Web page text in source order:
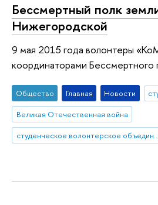
Бессмертный полк
Нижегородской
9 мая 2015 года волонтеры
координаторами Бессмертного
Общество Главная Новости
Великая Отечественная война
студенческое волонтерское объединение "КоМоТоС"